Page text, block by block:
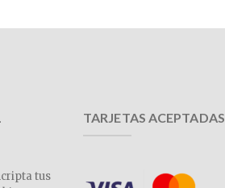
tus
TARJETAS ACEPTADAS